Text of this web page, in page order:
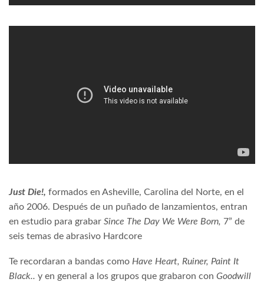
Just Die!, formados en Asheville, Carolina del Norte, en el
año 2006. Después de un puñado de lanzamientos, entran
en estudio para grabar Since The Day We Were Born, 7” de
seis temas de abrasivo Hardcore
Te recordaran a bandas como Have Heart, Ruiner, Paint It
Black.. y en general a los grupos que grabaron con Goodwill